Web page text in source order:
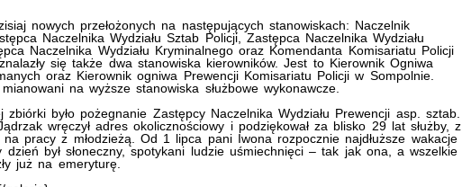
nowych przełożonych na następujących stanowiskach: Naczelnik
Naczelnika Wydziału Sztab Policji, Zastępca Naczelnika Wydziału
Naczelnika Wydziału Kryminalnego oraz Komendanta Komisariatu Policji
się także dwa stanowiska kierowników. Jest to Kierownik Ogniwa
oraz Kierownik ogniwa Prewencji Komisariatu Policji w Sompolnie.
na wyższe stanowiska służbowe wykonawcze.
było pożegnanie Zastępcy Naczelnika Wydziału Prewencji asp. sztab.
wręczył adres okolicznościowy i podziękował za blisko 29 lat służby, z
na pracy z młodzieżą. Od 1 lipca pani Iwona rozpocznie najdłuższe wakacje
był słoneczny, spotykani ludzie uśmiechnięci – tak jak ona, a wszelkie
już na emeryturę.